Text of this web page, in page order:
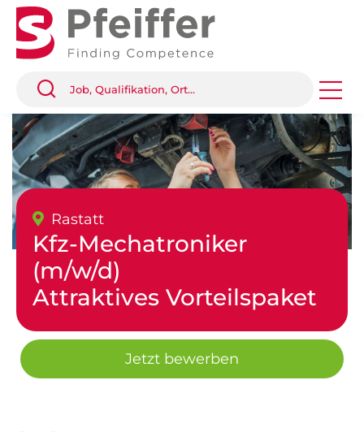
Rastatt
Kfz-Mechatroniker
(m/w/d)
Attraktives Vorteilspaket
Jetzt bewerben